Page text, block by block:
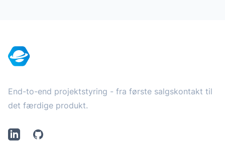
End-to-end projektstyring - fra første salgskontakt til
det færdige produkt.
LinkedInGithub